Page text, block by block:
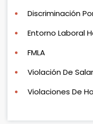
Discriminación
Entorno Laboral
FMLA
Violación De
Violaciones De